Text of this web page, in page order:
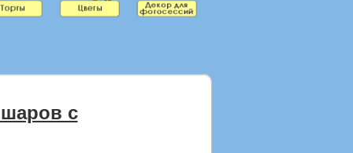
с